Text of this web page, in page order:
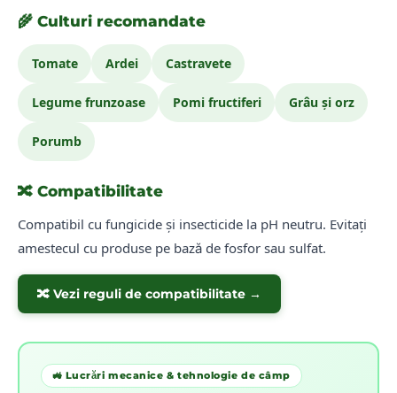
🌾 Culturi recomandate
Tomate Ardei Castravete
Legume frunzoase Pomi fructiferi Grâu și orz
Porumb
🔀 Compatibilitate
Compatibil cu fungicide și insecticide la pH neutru. Evitați
amestecul cu produse pe bază de fosfor sau sulfat.
🔀 Vezi reguli de compatibilitate →
🚜 Lucrări mecanice & tehnologie de câmp